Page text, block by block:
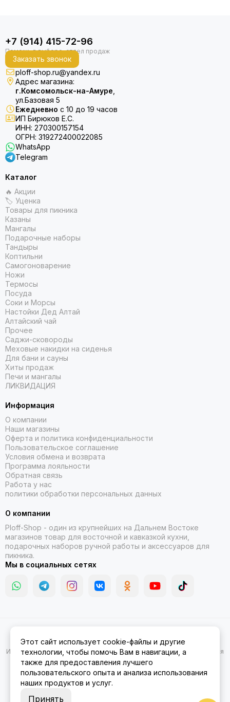
+7 (914) 415-72-96
Заказать звонок
ploff-shop.ru@yandex.ru
Адрес магазина:
г.Комсомольск-на-Амуре
ул.Базовая 5
Ежедневно с 10 до 19 часов
ИП Бирюков Е.С.
ИНН: 270300157154
ОГРН: 319272400022085
WhatsApp
Telegram
Каталог
🔥 Акции
🏷 Уценка
Товары для пикника
Казаны
Мангалы
Подарочные наборы
Тандыры
Коптильни
Самогоноварение
Ножи
Термосы
Посуда
Соки и Морсы
Настойки Дед Алтай
Алтайский чай
Прочее
Саджи-сковороды
Меховые накидки на сиденья
Для бани и сауны
Хиты продаж
Печи и мангалы
ЛИКВИДАЦИЯ
Информация
О компании
Наши магазины
Оферта и политика конфиденциальности
Пользовательское соглашение
Условия обмена и возврата
Программа лояльности
Обратная связь
Работа у нас
политики обработки персональных данных
О компании
Ploff-Shop - один из крупнейших на Дальнем Востоке
магазинов товар для восточной и кавказкой кухни,
подарочных наборов ручной работы и аксессуаров для
пикника.
Мы в социальных сетях
Амуре.Карта сайта
Информация на сайте носит ознакомительный характер и не является
публичной офертой.
Этот сайт использует cookie-файлы и другие
технологии, чтобы помочь Вам в навигации, а
также для предоставления лучшего
пользовательского опыта и анализа использования
наших продуктов и услуг.
Принять